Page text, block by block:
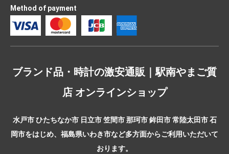
Method of payment
ブランド品・時計の激安通販｜駅南やまご質
店 オンラインショップ
水戸市 ひたちなか市 日立市 笠間市 那珂市 鉾田市 常陸太田市 石
岡市をはじめ、福島県いわき市など多方面からご利用いただいて
おります。